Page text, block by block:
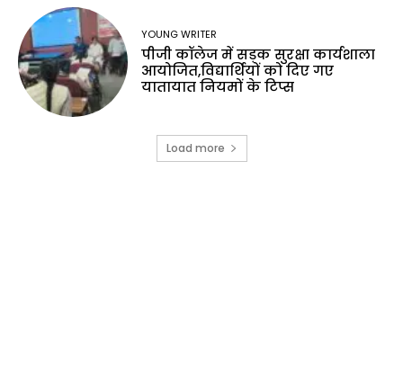
YOUNG WRITER
पीजी कॉलेज में सड़क सुरक्षा कार्यशाला
आयोजित,विद्यार्थियों को दिए गए
यातायात नियमों के टिप्स
Load more